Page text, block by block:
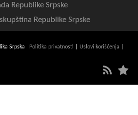
Republike Srpske
Republike Srpske
Srpska Politika privatnosti Uslovi korišćenja